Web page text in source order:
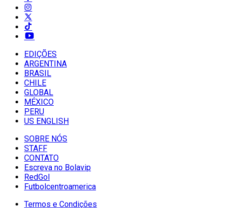
EDIÇÕES
ARGENTINA
BRASIL
CHILE
GLOBAL
MÉXICO
PERU
US ENGLISH
SOBRE NÓS
STAFF
CONTATO
Escreva no Bolavip
RedGol
Futbolcentroamerica
Termos e Condições